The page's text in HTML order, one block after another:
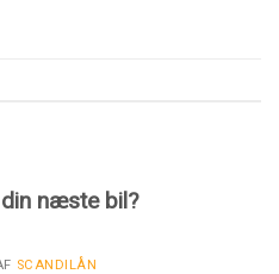
næste bil?
SCANDILÅN